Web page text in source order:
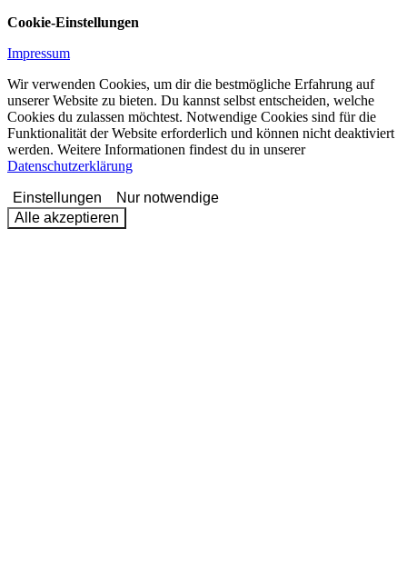
Cookie-Einstellungen
Impressum
Wir verwenden Cookies, um dir die bestmögliche Erfahrung auf
unserer Website zu bieten. Du kannst selbst entscheiden, welche
Cookies du zulassen möchtest. Notwendige Cookies sind für die
Funktionalität der Website erforderlich und können nicht deaktiviert
werden. Weitere Informationen findest du in unserer
Datenschutzerklärung
Einstellungen
Nur notwendige
Alle akzeptieren